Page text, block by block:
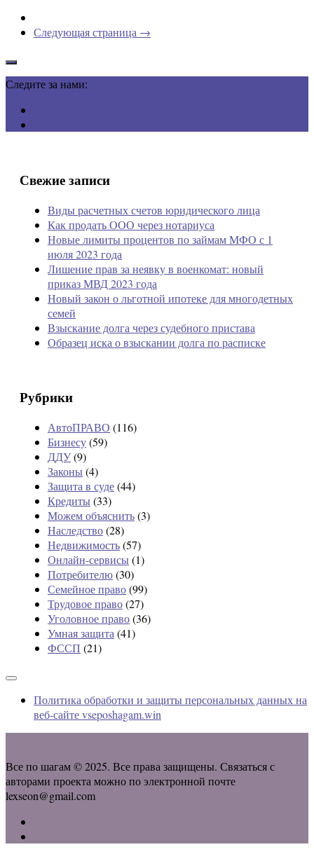
Следующая страница →
Следите за нами:
Свежие записи
Виды расчетных счетов юридического лица
Как продать ООО через нотариуса
Новые лимиты процентов по займам МФО с 1
июля 2023 года
Лишение прав за неявку в военкомат: новый
приказ МВД 2023 года
Новый закон о льготной ипотеке для многодетных
семей
Взыскание долга через судебного пристава
Образец иска о взыскании долга по расписке
Рубрики
АвтоПРАВО (116)
Бизнесу(59)
ДДУ(9)
Законы(4)
Защита в суде(44)
Кредиты(33)
Можем объяснить(3)
Наследство(28)
Недвижимость(57)
Онлайн-сервисы(1)
Потребителю(30)
Семейное право(99)
Трудовое право(27)
Уголовное право(36)
Умная защита (41)
ФССП (21)
Политика обработки и защиты персональных данных на
веб-сайте vseposhagam.win
Все по шагам © 2025. Все права защищены. Связаться с
авторами проекта можно по электронной почте
lexseon@gmail.com